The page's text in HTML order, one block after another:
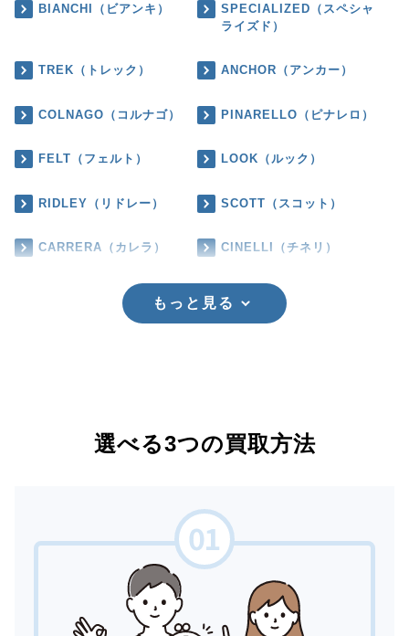
BIANCHI（ビアンキ）
SPECIALIZED（スペシャ
ライズド）
TREK（トレック） ANCHOR（アンカー）
COLNAGO（コルナゴ） PINARELLO（ピナレロ）
FELT（フェルト） LOOK（ルック）
RIDLEY（リドレー） SCOTT（スコット）
CARRERA（カレラ） CINELLI（チネリ）
もっと見る
選べる3つの買取方法